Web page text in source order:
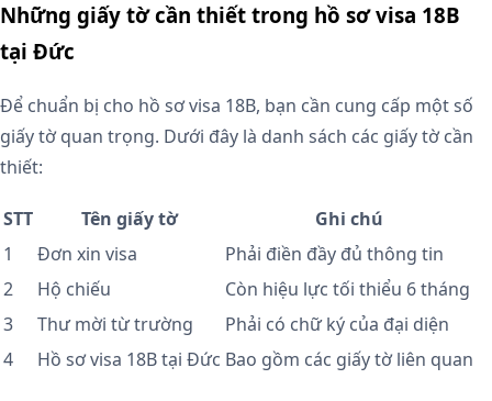
Những giấy tờ cần thiết trong hồ sơ visa 18B
tại Đức
Để chuẩn bị cho hồ sơ visa 18B, bạn cần cung cấp một số
giấy tờ quan trọng. Dưới đây là danh sách các giấy tờ cần
thiết:
STT Tên giấy tờ
Ghi chú
1
Đơn xin visa
Phải điền đầy đủ thông tin
2
Hộ chiếu
Còn hiệu lực tối thiểu 6 tháng
3
Thư mời từ trường
Phải có chữ ký của đại diện
4
Hồ sơ visa 18B tại Đức Bao gồm các giấy tờ liên quan